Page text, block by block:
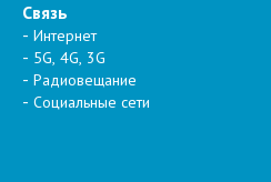
Связь
Интернет
5G, 4G, 3G
Радиовещание
Социальные сети